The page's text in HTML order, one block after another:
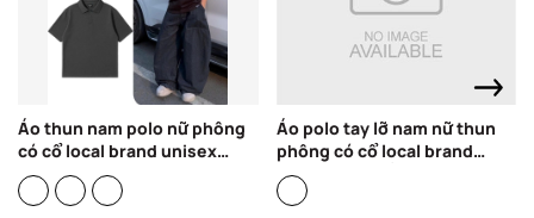
Áo thun nam polo nữ phông
có cổ local brand unisex
thoáng khí thoải mái
oversize POLO TRƠN
Áo polo tay lỡ nam nữ thun
phông có cổ local brand
unisex đen trắng oversize
CLOUDZY PL CURVE